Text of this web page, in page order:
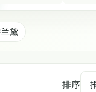
黛
排序